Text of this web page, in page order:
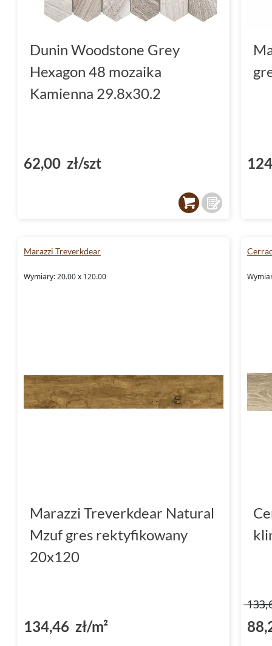
Dunin Woodstone Grey
Hexagon 48 mozaika
Kamienna 29.8x30.2
62,00 zł/szt
Marazzi Treverkdear
Wymiary: 20.00 x 120.00
Marazzi Treverkdear Natural
Mzuf gres rektyfikowany
20x120
134,46 zł/m²